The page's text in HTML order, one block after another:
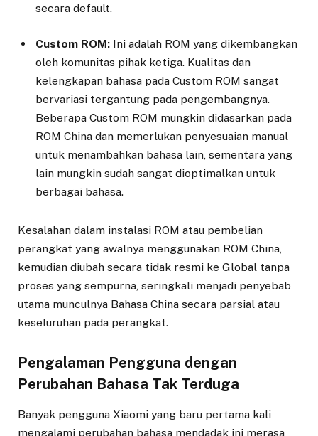
secara default.
Custom ROM: Ini adalah ROM yang dikembangkan
oleh komunitas pihak ketiga. Kualitas dan
kelengkapan bahasa pada Custom ROM sangat
bervariasi tergantung pada pengembangnya.
Beberapa Custom ROM mungkin didasarkan pada
ROM China dan memerlukan penyesuaian manual
untuk menambahkan bahasa lain, sementara yang
lain mungkin sudah sangat dioptimalkan untuk
berbagai bahasa.
Kesalahan dalam instalasi ROM atau pembelian
perangkat yang awalnya menggunakan ROM China,
kemudian diubah secara tidak resmi ke Global tanpa
proses yang sempurna, seringkali menjadi penyebab
utama munculnya Bahasa China secara parsial atau
keseluruhan pada perangkat.
Pengalaman Pengguna dengan
Perubahan Bahasa Tak Terduga
Banyak pengguna Xiaomi yang baru pertama kali
mengalami perubahan bahasa mendadak ini merasa